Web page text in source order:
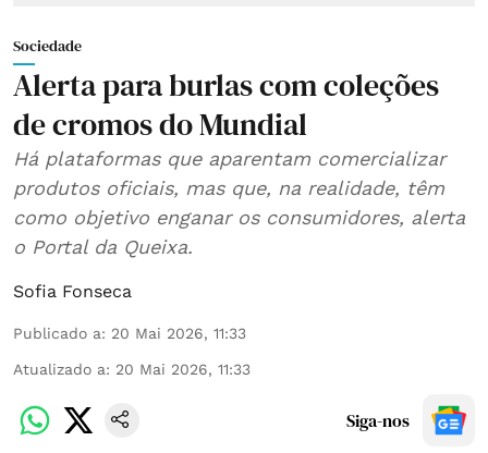
Sociedade
Alerta para burlas com coleções
de cromos do Mundial
Há plataformas que aparentam comercializar
produtos oficiais, mas que, na realidade, têm
como objetivo enganar os consumidores, alerta
o Portal da Queixa.
Sofia Fonseca
Publicado a: 20 Mai 2026, 11:33
Atualizado a: 20 Mai 2026, 11:33
Siga-nos